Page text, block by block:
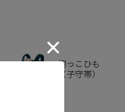
抱っこひも
（子守帯）